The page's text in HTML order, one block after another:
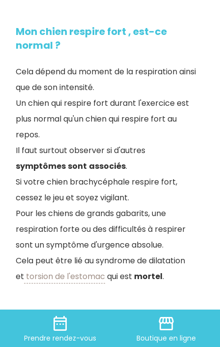
Mon chien respire fort , est-ce
normal ?
Cela dépend du moment de la respiration ainsi
que de son intensité.
Un chien qui respire fort durant l'exercice est
plus normal qu'un chien qui respire fort au
repos.
Il faut surtout observer si d'autres
symptômessont associés.
Si votre chien brachycéphale respire fort,
cessez le jeu et soyez vigilant.
Pour les chiens de grands gabarits, une
respiration forte ou des difficultés à respirer
sont un symptôme d'urgence absolue.
Cela peut être lié au syndrome de dilatation
et torsion de l'estomac qui est mortel.
Mon chien fait un bruit de cochon
quand il respire, est-ce inquiétant
date_range
Prendre rendez-vous
storefront
Boutique en ligne